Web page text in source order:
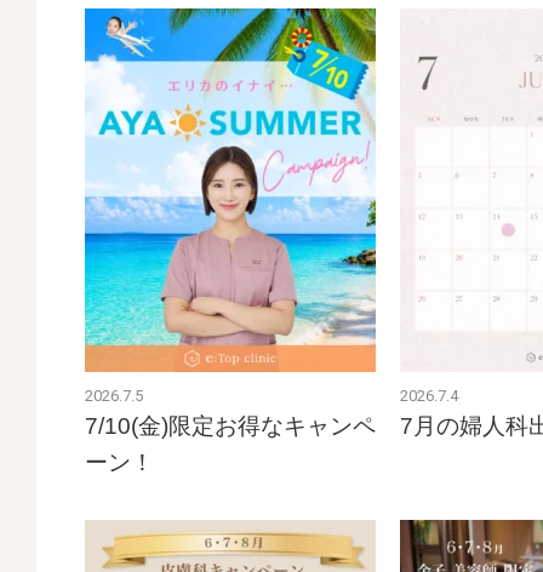
2026.7.5
7/10(金)限定お得なキャンペ
ーン！
2026.7.4
7月の婦人科